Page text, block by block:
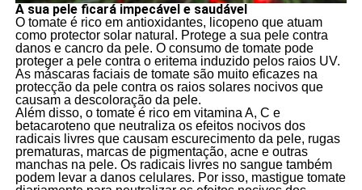
A sua pele ficará impecável e saudável
O tomate é rico em antioxidantes, licopeno que atuam
como protector solar natural. Protege a sua pele contra
danos e cancro da pele. O consumo de tomate pode
proteger a pele contra o eritema induzido pelos raios UV.
As máscaras faciais de tomate são muito eficazes na
protecção da pele contra os raios solares nocivos que
causam a descoloração da pele.
Além disso, o tomate é rico em vitamina A, C e
betacaroteno que neutraliza os efeitos nocivos dos
radicais livres que causam escurecimento da pele, rugas
prematuras, marcas de pigmentação, acne e outras
manchas na pele. Os radicais livres no sangue também
podem levar a danos celulares. Por isso, mastigue tomate